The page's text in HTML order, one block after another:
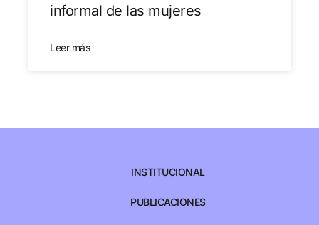
informal de las mujeres
Leer más
INSTITUCIONAL
PUBLICACIONES